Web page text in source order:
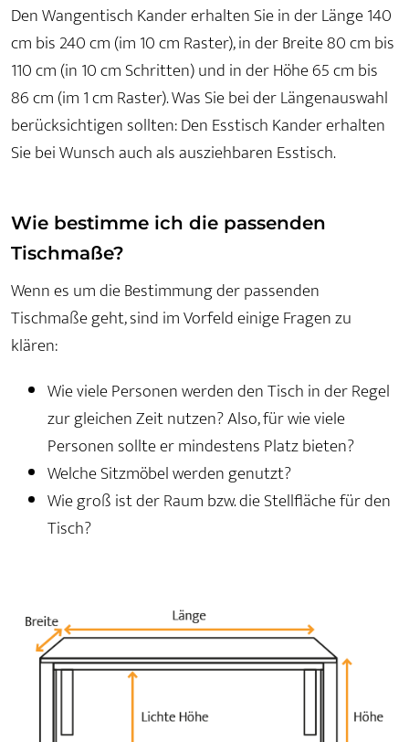
Den Wangentisch Kander erhalten Sie in der Länge 140
cm bis 240 cm (im 10 cm Raster), in der Breite 80 cm bis
110 cm (in 10 cm Schritten) und in der Höhe 65 cm bis
86 cm (im 1 cm Raster). Was Sie bei der Längenauswahl
berücksichtigen sollten: Den Esstisch Kander erhalten
Sie bei Wunsch auch als ausziehbaren Esstisch.
Wie bestimme ich die passenden
Tischmaße?
Wenn es um die Bestimmung der passenden
Tischmaße geht, sind im Vorfeld einige Fragen zu
klären:
Wie viele Personen werden den Tisch in der Regel
zur gleichen Zeit nutzen? Also, für wie viele
Personen sollte er mindestens Platz bieten?
Welche Sitzmöbel werden genutzt?
Wie groß ist der Raum bzw. die Stellfläche für den
Tisch?